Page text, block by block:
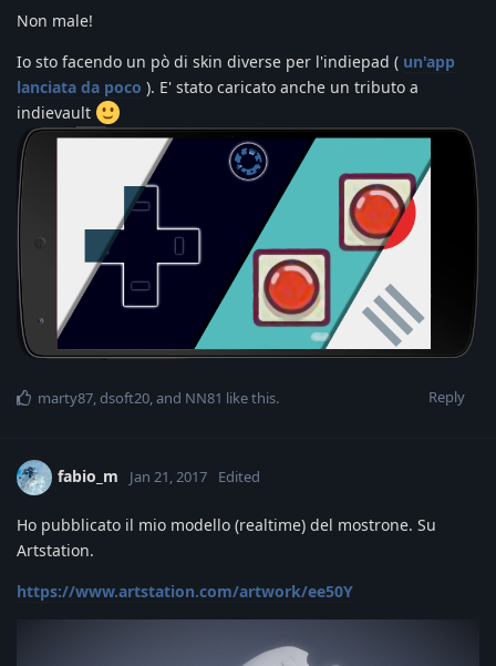
Non male!
Io sto facendo un pò di skin diverse per l'indiepad ( un'app
lanciata da poco ). E' stato caricato anche un tributo a
indievault
Reply
marty87,dsoft20, and NN81 like this.
fabio_m Jan 21, 2017 Edited
Ho pubblicato il mio modello (realtime) del mostrone. Su
Artstation.
https://www.artstation.com/artwork/ee50Y